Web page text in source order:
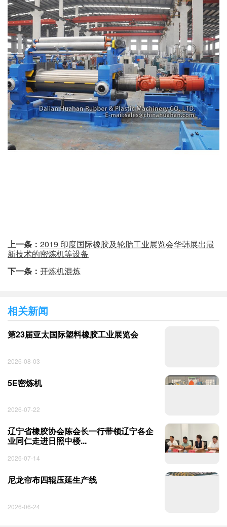
上一条： 2019 印度国际橡胶及轮胎工业展览会华韩展出最
新技术的密炼机等设备
下一条： 开炼机混炼
相关新闻
第23届亚太国际塑料橡胶工业展览会
2026-08-03
5E密炼机
2026-07-22
辽宁省橡胶协会陈会长一行带领辽宁各企
业同仁走进日照中楼...
2026-07-14
尼龙帘布四辊压延生产线
2026-06-24